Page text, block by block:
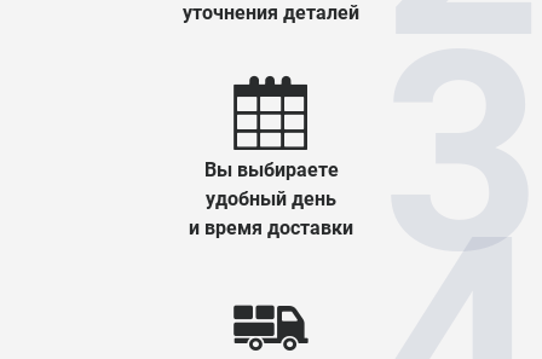
уточнения деталей
Вы выбираете
удобный день
и время доставки